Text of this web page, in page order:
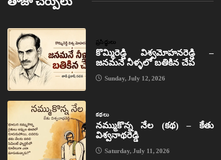
ప్రసిద్ధులు
కొమ్మిరెడ్డి విశ్వమోహనరెడ్డి –
జనమనే నీళ్ళలో బతికిన చేప
Sunday, July 12, 2026
కథలు
నమ్ముకొన్న నేల (కథ) – కేతు
విశ్వనాథరెడ్డి
Saturday, July 11, 2026